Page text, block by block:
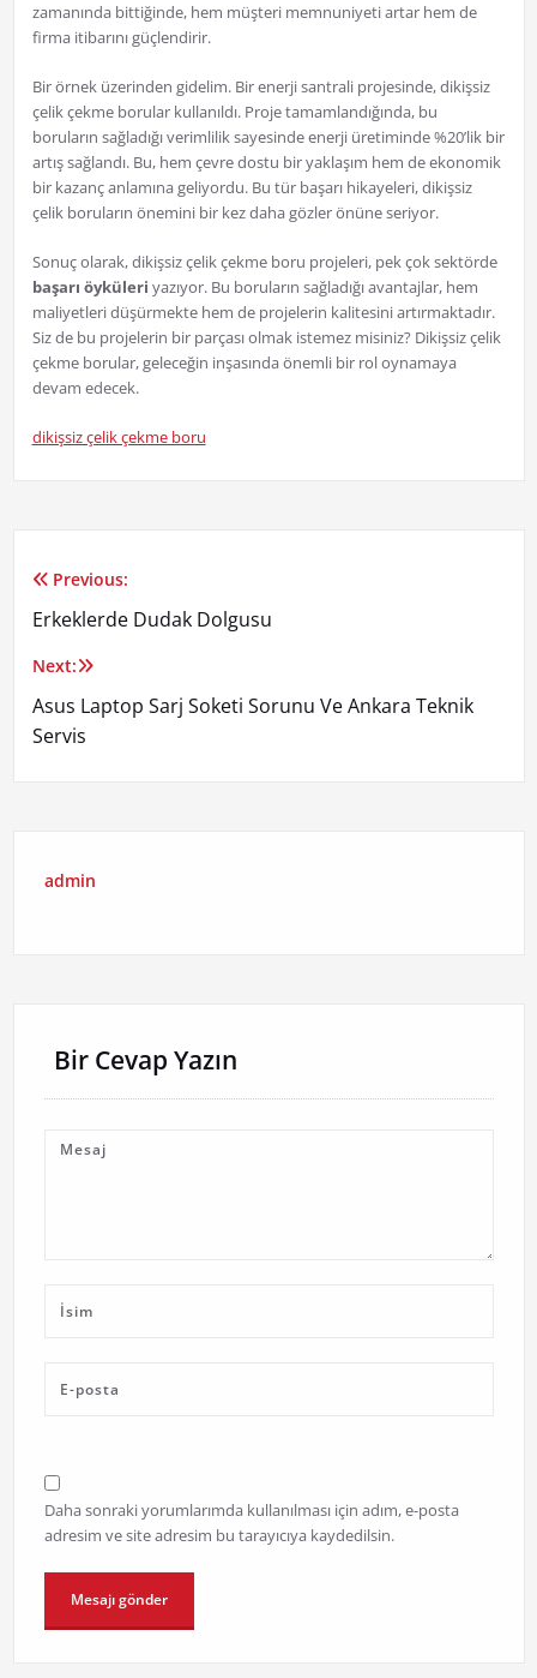
zamanında bittiğinde, hem müşteri memnuniyeti artar hem de
firma itibarını güçlendirir.
Bir örnek üzerinden gidelim. Bir enerji santrali projesinde, dikişsiz
çelik çekme borular kullanıldı. Proje tamamlandığında, bu
boruların sağladığı verimlilik sayesinde enerji üretiminde %20’lik bir
artış sağlandı. Bu, hem çevre dostu bir yaklaşım hem de ekonomik
bir kazanç anlamına geliyordu. Bu tür başarı hikayeleri, dikişsiz
çelik boruların önemini bir kez daha gözler önüne seriyor.
Sonuç olarak, dikişsiz çelik çekme boru projeleri, pek çok sektörde
başarı öyküleri yazıyor. Bu boruların sağladığı avantajlar, hem
maliyetleri düşürmekte hem de projelerin kalitesini artırmaktadır.
Siz de bu projelerin bir parçası olmak istemez misiniz? Dikişsiz çelik
çekme borular, geleceğin inşasında önemli bir rol oynamaya
devam edecek.
dikişsiz çelik çekme boru
Yazı
gezinmesi
Previous:
Erkeklerde Dudak Dolgusu
Next:
Asus Laptop Sarj Soketi Sorunu Ve Ankara Teknik
Servis
admin
Bir Cevap Yazın
Daha sonraki yorumlarımda kullanılması için adım, e-posta
adresim ve site adresim bu tarayıcıya kaydedilsin.